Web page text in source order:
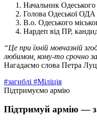
Начальник
Голова Одеської
В.о. Одеського
Нардеп від ПР,
“Це при їхній мовчазній
любимом, кому-то срочно
Нагадаємо слова Петра
#загиблі #Міліція
Підтримуємо армію
Підтримуй армію —